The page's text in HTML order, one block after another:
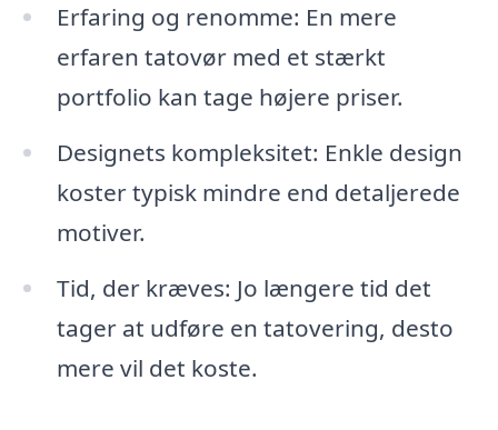
Erfaring og renomme: En mere
erfaren tatovør med et stærkt
portfolio kan tage højere priser.
Designets kompleksitet: Enkle design
koster typisk mindre end detaljerede
motiver.
Tid, der kræves: Jo længere tid det
tager at udføre en tatovering, desto
mere vil det koste.